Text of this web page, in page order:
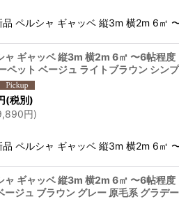
品 ペルシャ ギャッベ 縦3m 横2m 6㎡
ャ ギャッベ 縦3m 横2m 6㎡ 〜6帖程
ペット ベージュ ライトブラウン シ
(税別)
円)
品 ペルシャ ギャッベ 縦3m 横2m 6㎡
ャ ギャッベ 縦3m 横2m 6㎡ 〜6帖程
ージュ ブラウン グレー 原毛系 グラ